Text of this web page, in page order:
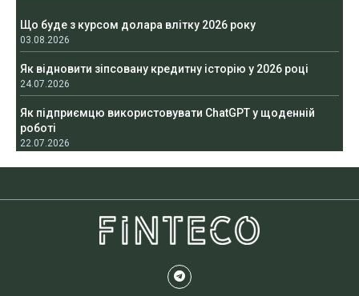
Що буде з курсом долара влітку 2026 року
03.08.2026
Як відновити зіпсовану кредитну історію у 2026 році
24.07.2026
Як підприємцю використовувати ChatGPT у щоденній
роботі
22.07.2026